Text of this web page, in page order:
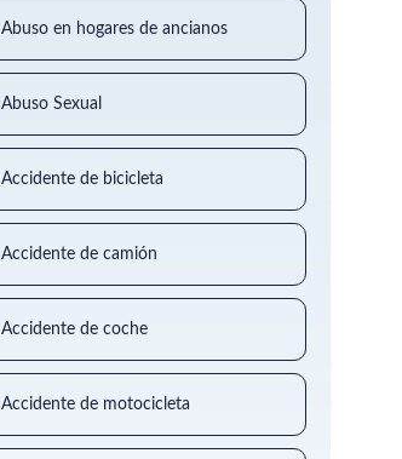
Abuso en hogares de ancianos
Abuso Sexual
Accidente de bicicleta
Accidente de camión
Accidente de coche
Accidente de motocicleta